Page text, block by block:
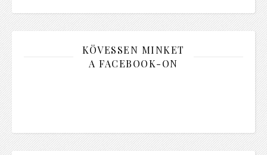
KÖVESSEN MINKET
A FACEBOOK-ON